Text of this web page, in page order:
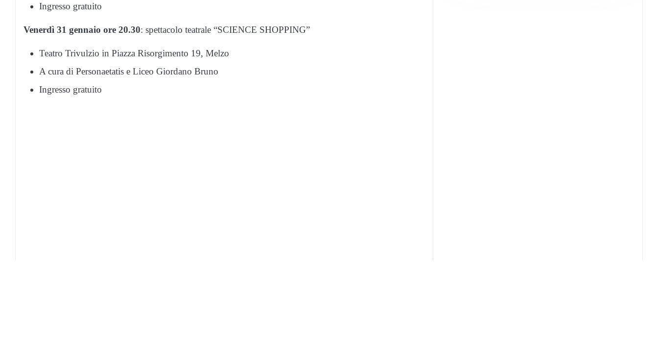
Ingresso gratuito
Venerdì 31 gennaio ore 20.30: spettacolo teatrale “SCIENCE SHOPPING”
Teatro Trivulzio in Piazza Risorgimento 19, Melzo
A cura di Personaetatis e Liceo Giordano Bruno
Ingresso gratuito